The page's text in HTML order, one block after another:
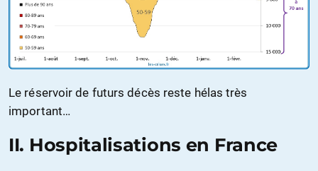
Le réservoir de futurs décès reste hélas très
important…
II. Hospitalisations en France